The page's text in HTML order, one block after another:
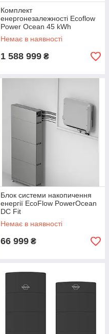
Комплект
енергонезалежності Ecoflow
Power Ocean 45 kWh
Немає в наявності
1 588 999 ₴
Блок системи накопичення
енергії EcoFlow PowerOcean
DC Fit
Немає в наявності
66 999 ₴